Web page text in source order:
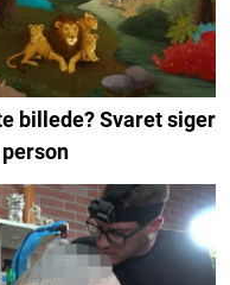
billede? Svaret siger